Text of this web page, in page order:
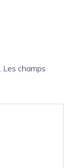
Les champs